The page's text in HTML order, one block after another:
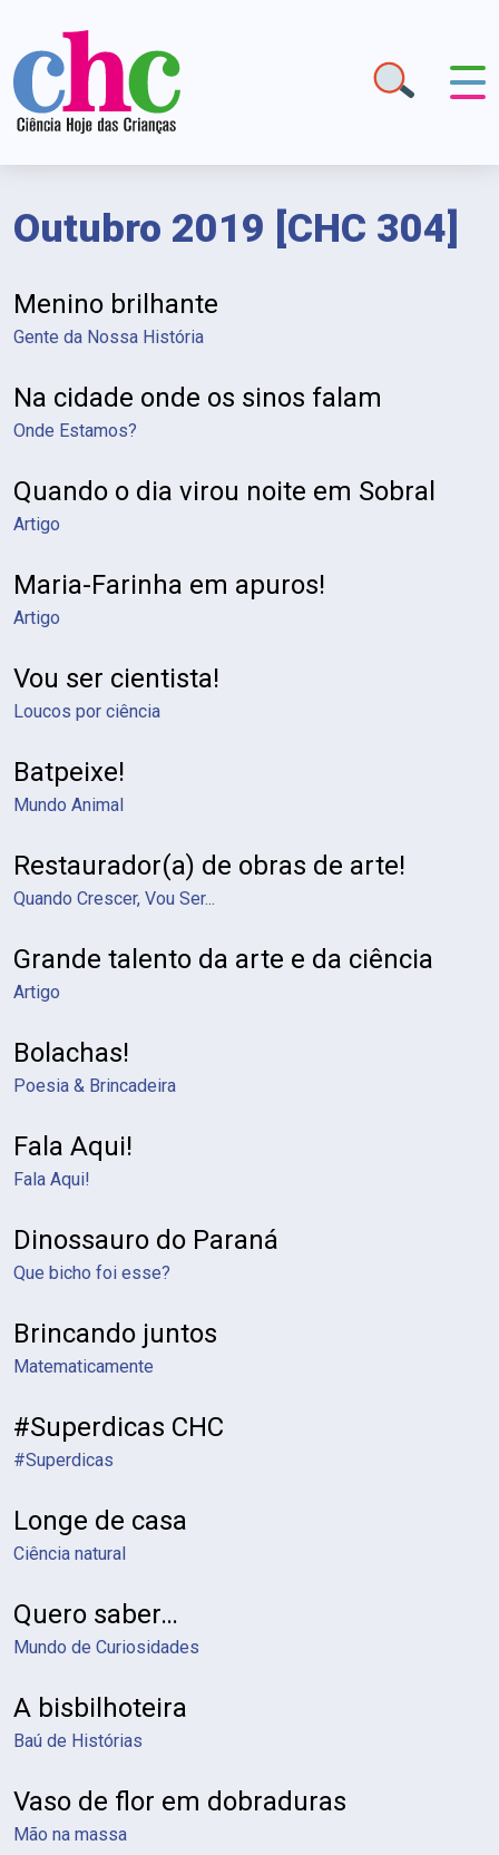
Outubro 2019 [CHC 304]
Menino brilhante
Gente da Nossa História
Na cidade onde os sinos falam
Onde Estamos?
Quando o dia virou noite em Sobral
Artigo
Maria-Farinha em apuros!
Artigo
Vou ser cientista!
Loucos por ciência
Batpeixe!
Mundo Animal
Restaurador(a) de obras de arte!
Quando Crescer, Vou Ser...
Grande talento da arte e da ciência
Artigo
Bolachas!
Poesia & Brincadeira
Fala Aqui!
Fala Aqui!
Dinossauro do Paraná
Que bicho foi esse?
Brincando juntos
Matematicamente
#Superdicas CHC
#Superdicas
Longe de casa
Ciência natural
Quero saber…
Mundo de Curiosidades
A bisbilhoteira
Baú de Histórias
Vaso de flor em dobraduras
Mão na massa